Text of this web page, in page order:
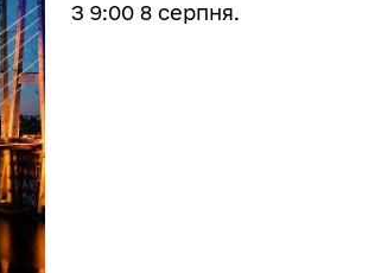
Я - ВЕТЕРАН
З 9:00 8 серпня.